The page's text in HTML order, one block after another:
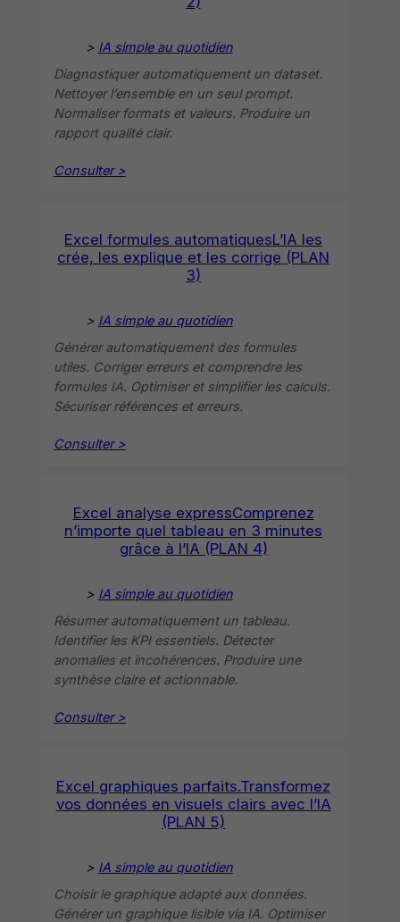
> IA simple au quotidien
Diagnostiquer automatiquement un dataset.
Nettoyer l’ensemble en un seul prompt.
Normaliser formats et valeurs. Produire un
rapport qualité clair.
Consulter >
Excel formules automatiquesL’IA les
crée, les explique et les corrige (PLAN
3)
> IA simple au quotidien
Générer automatiquement des formules
utiles. Corriger erreurs et comprendre les
formules IA. Optimiser et simplifier les calculs.
Sécuriser références et erreurs.
Consulter >
Excel analyse expressComprenez
n’importe quel tableau en 3 minutes
grâce à l’IA (PLAN 4)
> IA simple au quotidien
Résumer automatiquement un tableau.
Identifier les KPI essentiels. Détecter
anomalies et incohérences. Produire une
synthèse claire et actionnable.
Consulter >
Excel graphiques parfaits.Transformez
vos données en visuels clairs avec l’IA
(PLAN 5)
> IA simple au quotidien
Choisir le graphique adapté aux données.
Générer un graphique lisible via IA. Optimiser